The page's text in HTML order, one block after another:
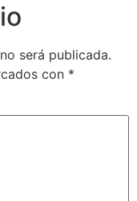
será publicada.
con *